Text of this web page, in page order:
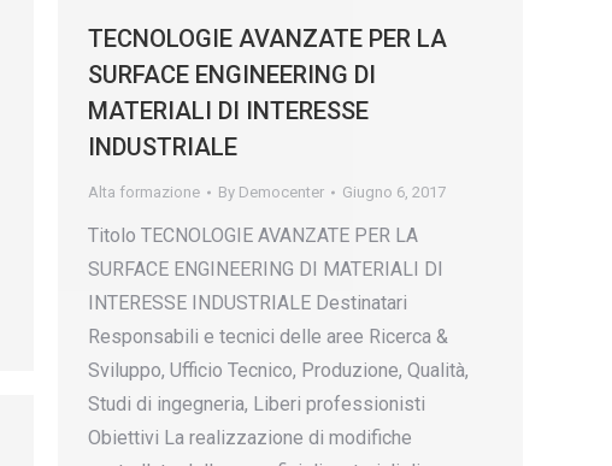
TECNOLOGIE AVANZATE PER LA
SURFACE ENGINEERING DI
MATERIALI DI INTERESSE
INDUSTRIALE
Alta formazione By Democenter Giugno 6, 2017
Titolo TECNOLOGIE AVANZATE PER LA
SURFACE ENGINEERING DI MATERIALI DI
INTERESSE INDUSTRIALE Destinatari
Responsabili e tecnici delle aree Ricerca &
Sviluppo, Ufficio Tecnico, Produzione, Qualità,
Studi di ingegneria, Liberi professionisti
Obiettivi La realizzazione di modifiche